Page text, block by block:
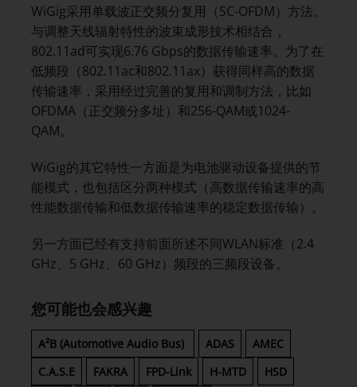
WiGig采用单载波正交频分复用（SC-OFDM）方法。
与调整天线辐射特性的波束成形技术相结合，
802.11ad可实现6.76 Gbps的数据传输速率。为了在
低频段（802.11ac和802.11ax）获得同样高的数据
传输速率，采用经过完善的复用和调制方法，比如
OFDMA（正交频分多址）和256-QAM或1024-
QAM。
WiGig的其它特性一方面是为电池驱动设备提供的节
能模式，也包括区分两种模式（高数据传输速率的高
性能数据传输和低数据传输速率的稳定数据传输）。
另一方面已经有支持前面所述不同WLAN标准（2.4
GHz、5 GHz、60 GHz）频段的三频段设备。
您可能也会感兴趣
A²B (Automotive Audio Bus) ADAS
AMEC
C.A.S.E
FAKRA FPD-Link H-MTD
HSD